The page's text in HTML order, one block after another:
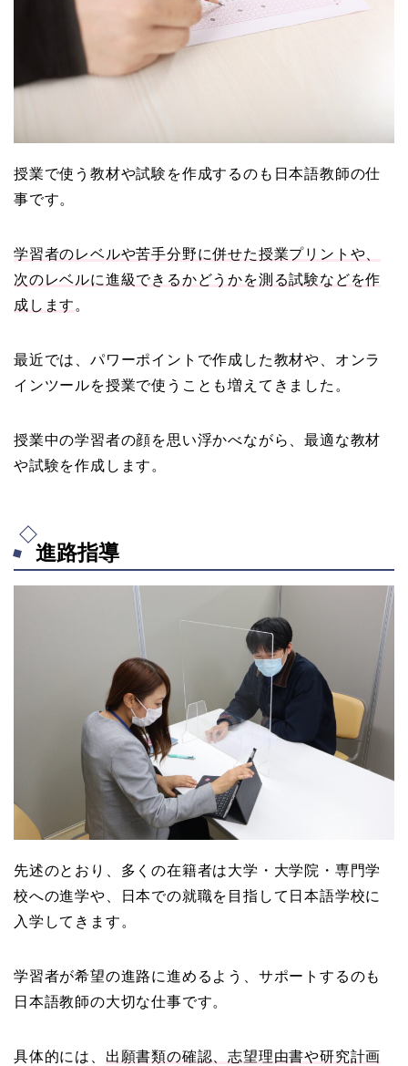
授業で使う教材や試験を作成するのも日本語教師の仕
事です。
学習者のレベルや苦手分野に併せた授業プリントや、
次のレベルに進級できるかどうかを測る試験などを作
成します 。
最近では、パワーポイントで作成した教材や、オンラ
インツールを授業で使うことも増えてきました。
授業中の学習者の顔を思い浮かべながら、最適な教材
や試験を作成します。
進路指導
先述のとおり、多くの在籍者は大学・大学院・専門学
校への進学や、日本での就職を目指して日本語学校に
入学してきます。
学習者が希望の進路に進めるよう、サポートするのも
日本語教師の大切な仕事です。
具体的には、 出願書類の確認、志望理由書や研究計画